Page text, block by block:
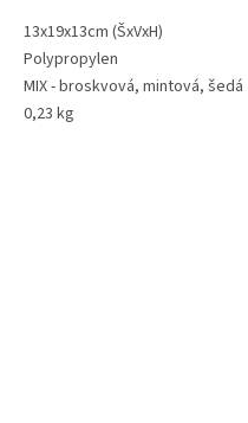
13x19x13cm (ŠxVxH)
Polypropylen
MIX - broskvová, mintová, šedá
0,23 kg